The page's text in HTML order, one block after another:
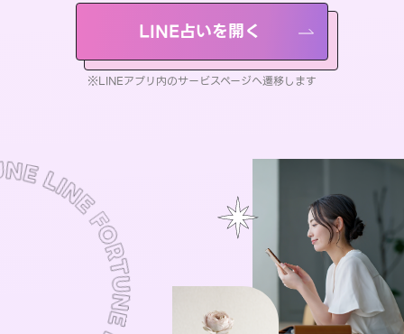
LINE占いを開く
※LINEアプリ内のサービスページへ遷移します